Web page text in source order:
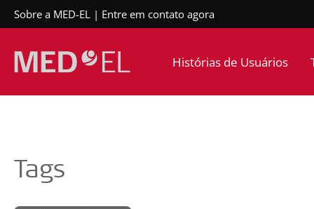
Sobre a MED-EL Entre em contato agora
Histórias de Usuários
Tags